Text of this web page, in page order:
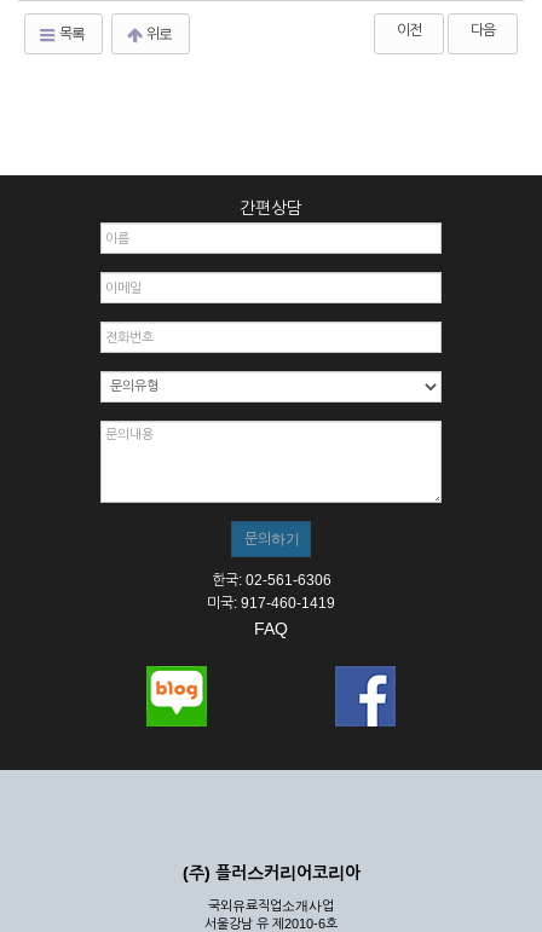
목록 위로 이전 다음
간편상담
한국: 02-561-6306
미국: 917-460-1419
FAQ
(주) 플러스커리어코리아
국외유료직업소개사업
서울강남 유 제2010-6호